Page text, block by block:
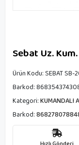
Sebat Uz.
Ürün Kodu:SEBAT SB-
Barkod:
Kategori:KUMANDALI
Barkod: